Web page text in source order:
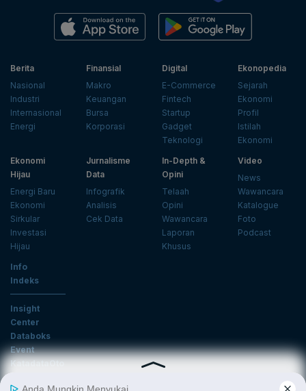
Berita
Nasional
Industri
Internasional
Energi
Finansial
Makro
Keuangan
Bursa
Korporasi
Digital
E-Commerce
Fintech
Startup
Gadget
Teknologi
Ekonopedia
Sejarah
Ekonomi
Profil
Istilah
Ekonomi
Ekonomi
Hijau
Energi Baru
Ekonomi
Sirkular
Investasi
Hijau
Jurnalisme
Data
Infografik
Analisis
Cek Data
In-Depth &
Opini
Telaah
Opini
Wawancara
Laporan
Khusus
Video
News
Wawancara
Katalogue
Foto
Podcast
Info
Indeks
Insight
Center
Databoks
Event
KatadataOto